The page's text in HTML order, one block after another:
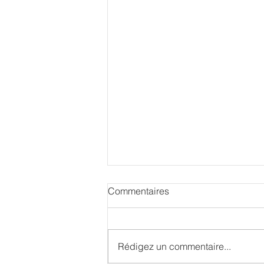
Commentaires
Rédigez un commentaire...